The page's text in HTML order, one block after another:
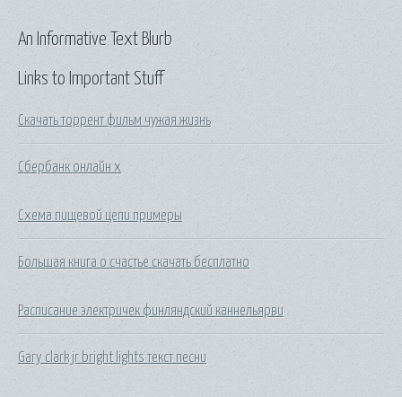
Links to Important Stuff
Скачать торрент фильм чужая жизнь
Сбербанк онлайн х
Схема пищевой цепи примеры
Большая книга о счастье скачать бесплатно
Расписание электричек финляндский каннельярви
Gary clark jr bright lights текст песни
An Informative Text Blurb